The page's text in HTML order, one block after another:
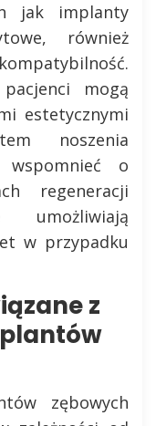
jak implanty
również
mogą
estetycznymi
noszenia
o
regeneracji
w przypadku
z
zębowych